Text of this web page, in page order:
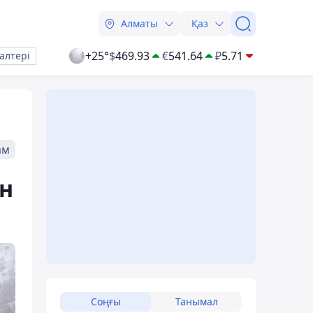
Алматы Қаз
+25°$469.93 €541.64 ₽5.71
Соңғы Танымал